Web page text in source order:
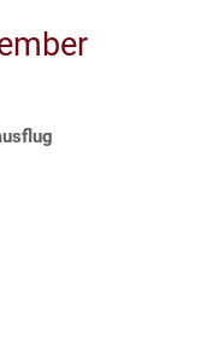
und Opa,
Moment
Know how von